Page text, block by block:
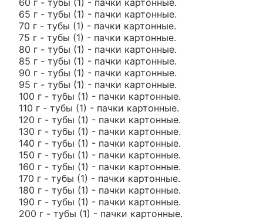
60 г - тубы (1) - пачки картонные.
65 г - тубы (1) - пачки картонные.
70 г - тубы (1) - пачки картонные.
75 г - тубы (1) - пачки картонные.
80 г - тубы (1) - пачки картонные.
85 г - тубы (1) - пачки картонные.
90 г - тубы (1) - пачки картонные.
95 г - тубы (1) - пачки картонные.
100 г - тубы (1) - пачки картонные.
110 г - тубы (1) - пачки картонные.
120 г - тубы (1) - пачки картонные.
130 г - тубы (1) - пачки картонные.
140 г - тубы (1) - пачки картонные.
150 г - тубы (1) - пачки картонные.
160 г - тубы (1) - пачки картонные.
170 г - тубы (1) - пачки картонные.
180 г - тубы (1) - пачки картонные.
190 г - тубы (1) - пачки картонные.
200 г - тубы (1) - пачки картонные.